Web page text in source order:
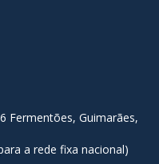
Fermentões, Guimarães,
a rede fixa nacional)